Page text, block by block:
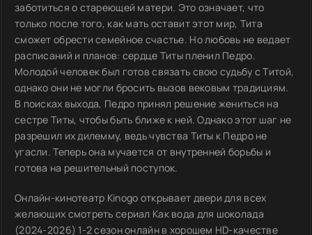
заботиться о стареющей матери. Это означает, что
только после того, как мать оставит этот мир, Тита
сможет обрести семейное счастье. Но любовь не ведает
расписаний и планов: сердце Титы пленил Педро.
Молодой человек был готов связать свою судьбу с Титой,
однако они не могли бросить вызов вековым традициям.
В поисках выхода, Педро принял решение жениться на
сестре Титы, чтобы быть ближе к ней. Однако этот шаг не
разрешил их дилемму, ведь чувства Титы к Педро не
угасли. Теперь она мучается от внутренней борьбы и
готова на решительный поступок.
Онлайн-кинотеатр Kinogo открывает двери для всех
желающих смотреть сериал Как вода для шоколада
(2024-2026) 1-2 сезон онлайн в хорошем HD-качестве